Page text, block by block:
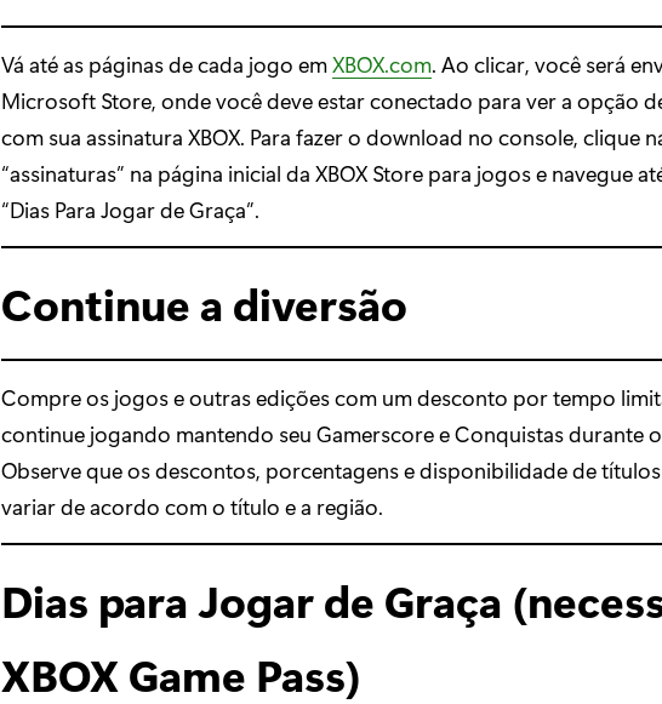
Vá até as páginas de cada jogo emXBOX.com. Ao clicar, você será
Microsoft Store, onde você deve estar conectado para ver a opção
com sua assinatura XBOX. Para fazer o download no console, clique
“assinaturas” na página inicial da XBOX Store para jogos e navegue
“Dias Para Jogar de Graça”.
Continue a diversão
Compre os jogos e outras edições com um desconto por tempo
continue jogando mantendo seu Gamerscore e Conquistas durante
Observe que os descontos, porcentagens e disponibilidade de
variar de acordo com o título e a região.
Dias para Jogar de Graça
XBOX Game Pass)